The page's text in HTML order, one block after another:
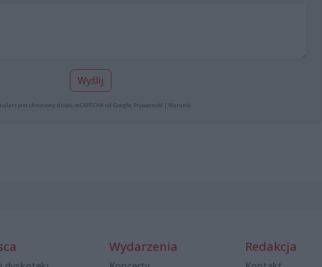
Wyślij
jest chroniony dzięki reCAPTCHA od Google: Prywatność| Warunki
Wydarzenia Redakcja